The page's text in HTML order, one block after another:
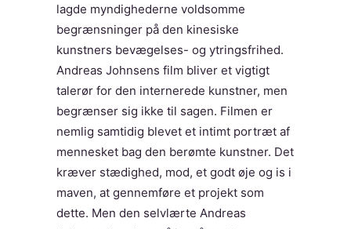
lagde myndighederne voldsomme
begrænsninger på den kinesiske
kunstners bevægelses- og ytringsfrihed.
Andreas Johnsens film bliver et vigtigt
talerør for den internerede kunstner, men
begrænser sig ikke til sagen. Filmen er
nemlig samtidig blevet et intimt portræt af
mennesket bag den berømte kunstner. Det
kræver stædighed, mod, et godt øje og is i
maven, at gennemføre et projekt som
dette. Men den selvlærte Andreas